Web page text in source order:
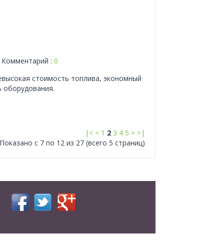
Комментарий : 0
стоимость топлива, экономный
оборудования.
|< < 1 2 3 4 5 > >|
Показано с 7 по 12 из 27 (всего 5 страниц)